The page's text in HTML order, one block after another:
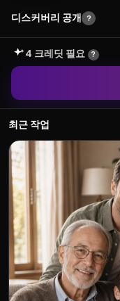
디스커버리 공개 ?
4 크레딧 필요 ?
최근 작업